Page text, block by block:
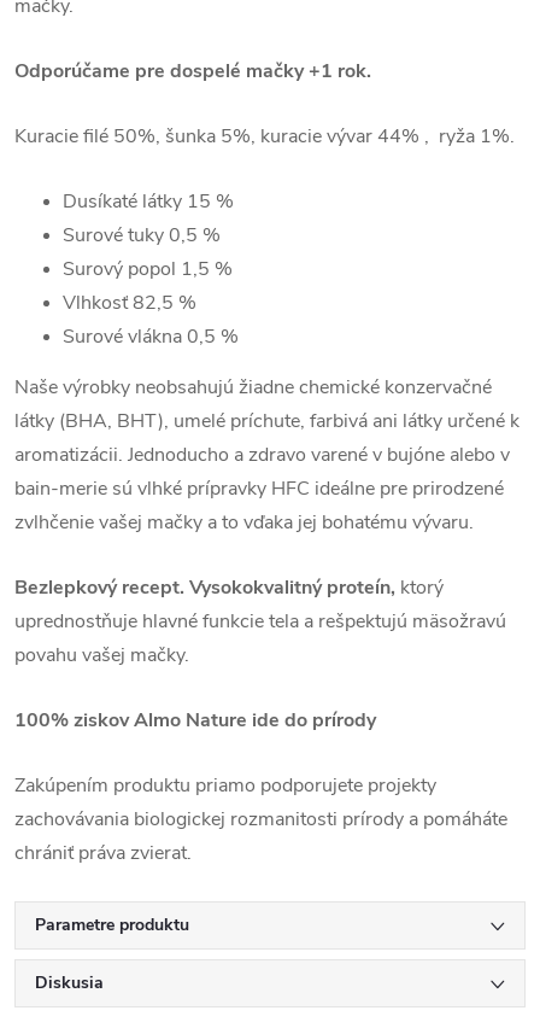
mačky.
Odporúčame pre dospelé mačky +1 rok.
Kuracie filé 50%, šunka 5%, kuracie vývar 44% , ryža 1%.
Dusíkaté látky 15 %
Surové tuky 0,5 %
Surový popol 1,5 %
Vlhkosť82,5 %
Surové vlákna 0,5 %
Naše výrobky neobsahujú žiadne chemické konzervačné
látky (BHA, BHT), umelé príchute, farbivá ani látky určené k
aromatizácii. Jednoducho a zdravo varené v bujóne alebo v
bain-merie sú vlhké prípravky HFC ideálne pre prirodzené
zvlhčenie vašej mačky a to vďaka jej bohatému vývaru.
Bezlepkový recept. Vysokokvalitný proteín, ktorý
uprednostňuje hlavné funkcie tela a rešpektujú mäsožravú
povahu vašej mačky.
100% ziskov Almo Nature ide do prírody
Zakúpením produktu priamo podporujete projekty
zachovávania biologickej rozmanitosti prírody a pomáháte
chrániť práva zvierat.
Parametre produktu
Diskusia